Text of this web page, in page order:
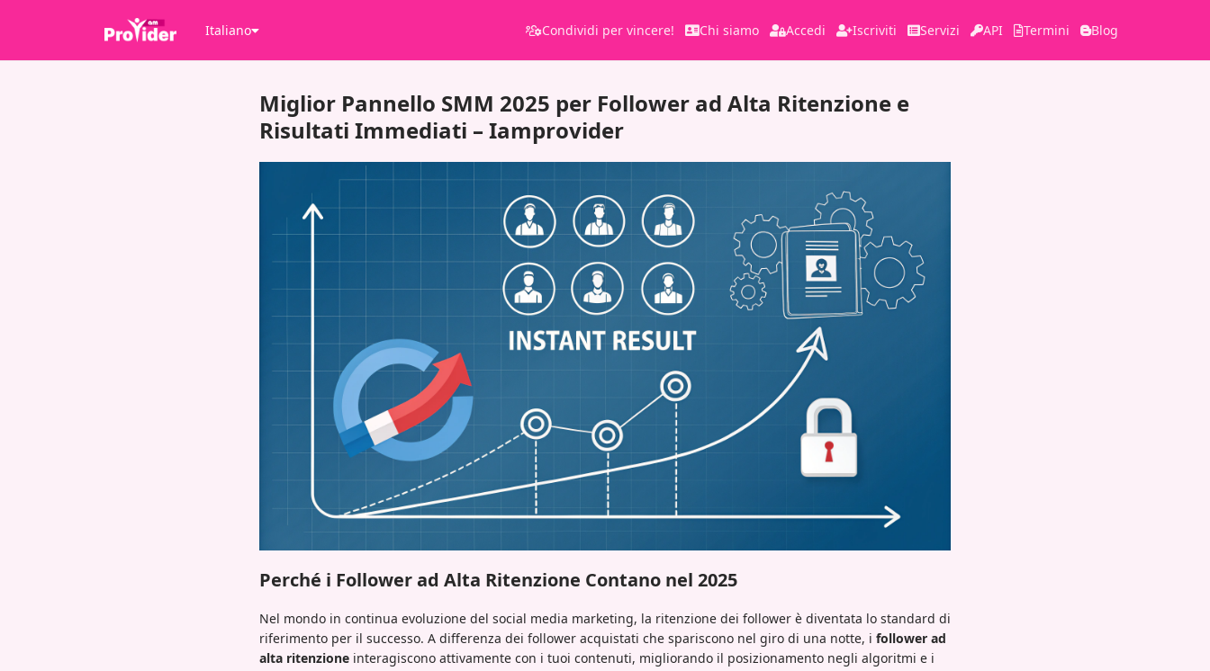
Italiano Condividi per vincere! Chi siamo Accedi Iscriviti Servizi API Termini Blog
Miglior Pannello SMM 2025 per Follower ad Alta Ritenzione e
Risultati Immediati – Iamprovider
Perché i Follower ad Alta Ritenzione Contano nel 2025
Nel mondo in continua evoluzione del social media marketing, la ritenzione dei follower è diventata lo standard di
riferimento per il successo. A differenza dei follower acquistati che spariscono nel giro di una notte, i follower ad
alta ritenzione interagiscono attivamente con i tuoi contenuti, migliorando il posizionamento negli algoritmi e i